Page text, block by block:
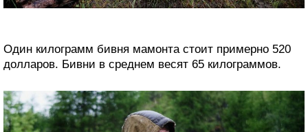
Один килограмм бивня мамонта стоит примерно 520
долларов. Бивни в среднем весят 65 килограммов.